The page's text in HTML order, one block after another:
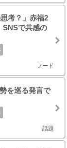
考？」赤福2
で共感の
フード
を巡る発言で
話題